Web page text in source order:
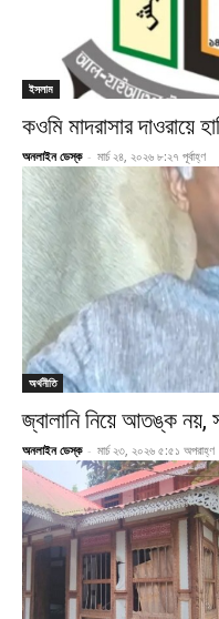
ইসলাম
কওমি মাদরাসার দাওরায়ে
অনলাইন ডেস্ক - মার্চ ২৪, ২০২৬ ৮:২৭ পূর্বাহ্ণ
অর্থনীতি
জ্বালানি নিয়ে আতঙ্ক নয়,
অনলাইন ডেস্ক - মার্চ ২৩, ২০২৬ ৫:৫১ অপরাহ্ণ